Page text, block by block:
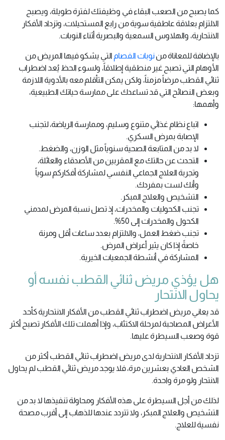
كما يصبح من الصعب البقاء في وظيفتك لفترة طويلة، ويصبح
الالتزام بعلاقة عاطفية سوية من رابع المستحيلات، وتزداد الأفكار
الانتحارية، والهلاوس السمعية والبصرية أثناء النوبات.
بالإضافة للمعاناة مننوبات الفصام التي يشكو فيها المريض من
الأوهام التي تصبح غير منطقية إطلاقاً، ولسوء الحظ يُعد اضطراب
ثنائي القطب مرضاً مزمناً، ولكن يمكن التأقلم معه بالأدوية اللازمة
وبعض النصائح التي قد تساعدك على ممارسة حياتك الطبيعية،
وأهمها:
اتباع نظام غذائي متنوع وسليم، وممارسة الرياضة، لتجنب
الإصابة بمرض السكري.
لا بد من المتابعة الصحية سنوياً مثل الوزن، والضغط.
التحدث عن حالتك مع المقربين من الأصدقاء والعائلة،
وتجربة العلاج الجماعي النفسي لمشاركة أفكاركم سوياً
وأنك لست بمفردك.
التشخيص والعلاج المبكر.
تجنب الكحوليات والمخدرات، إذ تصل نسبة المرض لمدمني
الكحول والمخدرات إلى 50%.
تجنب ضغط العمل، والالتزام بعدد ساعات أقل ومرنة
خاصةً إذا كان يثير أعراض المرض.
المشاركة في أنشطة الجمعيات الخيرية.
هل يؤذي مريض ثنائي القطب نفسه أو
يحاول الانتحار
قد يعاني مريض اضطراب ثنائي القطب من الأفكار الانتحارية كأحد
الأعراض المصاحبة لمرحلة الاكتئاب، وإذا أهملت تلك الأفكار تصبح أكثر
قوة وصعب السيطرة عليها.
تزداد الأفكار الانتحارية لدى مريض اضطراب ثنائي القطب أكثر من
الشخص العادي بعشرين مرة، فلا يوجد مريض ثنائي القطب لم يحاول
الانتحار ولو مرة واحدة.
لذلك من أجل السيطرة على هذه الأفكار ومحاولة تنفيذها لا بد من
التشخيص والعلاج المبكر، ولا تتردد عندها للذهاب إلى أقرب مصحة
نفسية للعلاج.